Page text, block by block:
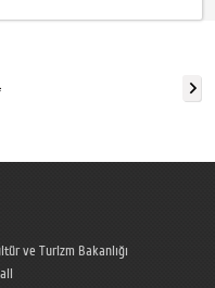
ve Turizm Bakanlığı